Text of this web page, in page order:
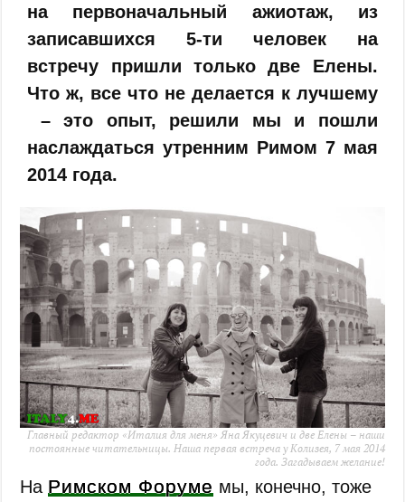
на первоначальный ажиотаж, из
записавшихся 5-ти человек на
встречу пришли только две Елены.
Что ж, все что не делается к лучшему
– это опыт, решили мы и пошли
наслаждаться утренним Римом 7 мая
2014 года.
Главный редактор «Италия для меня» Яна Якуцевич и две Елены – наши
постоянные читательницы. Наша первая встреча у Колизея, 7 мая 2014
года. Загадываем желание!
На Римском Форуме мы, конечно, тоже